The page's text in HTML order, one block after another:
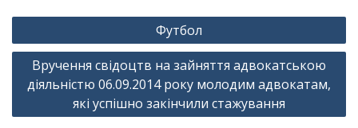
Навігація
записів
Футбол
Вручення свідоцтв на зайняття адвокатською
діяльністю 06.09.2014 року молодим адвокатам,
які успішно закінчили стажування